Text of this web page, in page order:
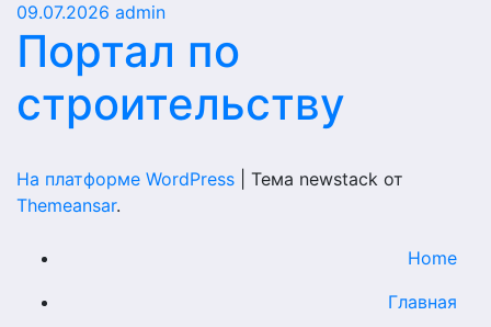
09.07.2026 admin
Портал по
строительству
На платформе WordPress
Тема newstack от
Themeansar.
Home
Главная